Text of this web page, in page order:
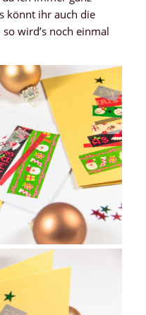
könnt ihr auch die
wird’s noch einmal